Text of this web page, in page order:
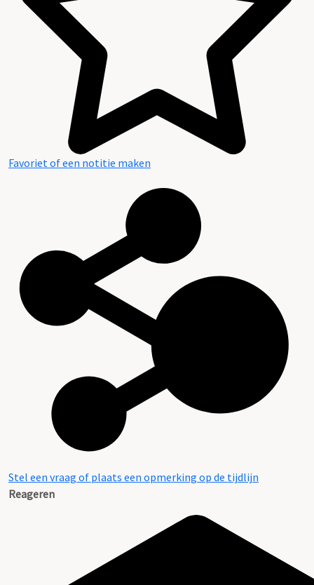
Aanwijzingen voor de gebruiker
Favoriet of een notitie maken
Stel een vraag of plaats een opmerking op de tijdlijn
Reageren